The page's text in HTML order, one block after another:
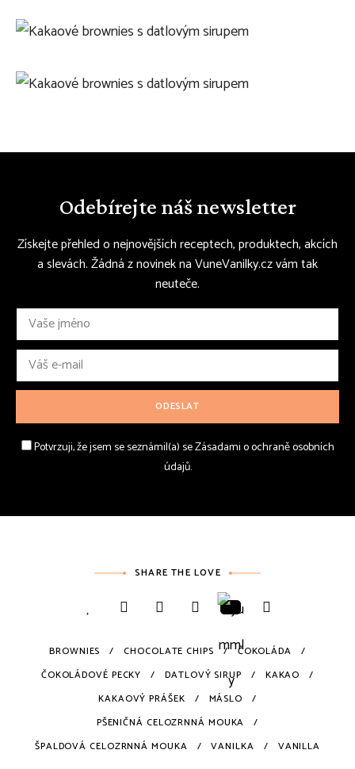
Odebírejte náš newsletter
Získejte přehled o nejnovějších receptech, produktech, akcích
a slevách. Žádná z novinek na VuneVanilky.cz vám tak
neuteče.
Potvrzuji, že jsem se seznámil(a) se Zásadami o ochraně osobních
údajů.
SHARE THE LOVE
BROWNIES CHOCOLATE CHIPS
ČOKOLÁDA
ČOKOLÁDOVÉ PECKY
DATLOVÝ SIRUP
KAKAO
KAKAOVÝ PRÁŠEK
MÁSLO
PŠENIČNÁ CELOZRNNÁ MOUKA
ŠPALDOVÁ CELOZRNNÁ MOUKA
VANILKA VANILLA